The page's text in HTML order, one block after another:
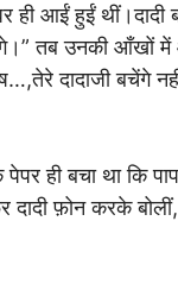
आईं हुईं थीं।दादी
तब उनकी
दादाजी बचेंगे
ही बचा था कि
फ़ोन करके